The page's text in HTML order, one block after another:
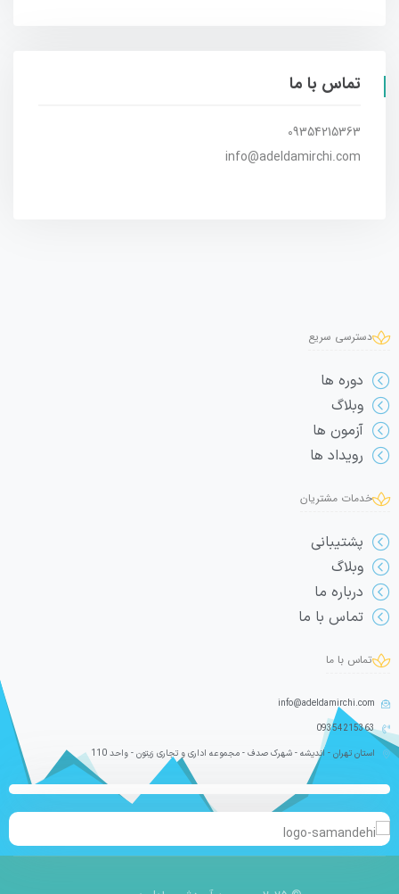
تماس با ما
09354215363
info@adeldamirchi.com
دسترسی سریع
دوره ها
وبلاگ
آزمون ها
رویداد ها
خدمات مشتریان
پشتیبانی
وبلاگ
درباره ما
تماس با ما
تماس با ما
info@adeldamirchi.com
09354215363
استان تهران - اندیشه - شهرک صدف - مجموعه اداری و تجاری زیتون - واحد 110